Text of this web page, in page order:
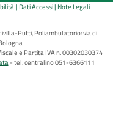
Dati Accessi Note Legali
Putti, Poliambulatorio: via di
e Partita IVA n. 00302030374
tel. centralino 051-6366111